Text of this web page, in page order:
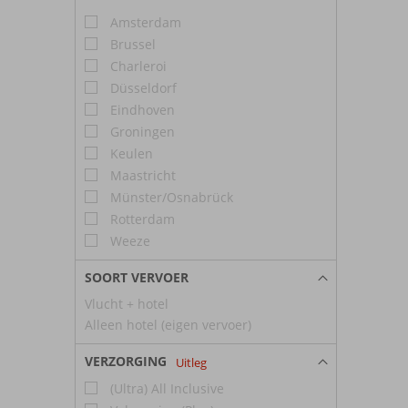
Amsterdam
Brussel
Charleroi
Düsseldorf
Eindhoven
Groningen
Keulen
Maastricht
Münster/Osnabrück
Rotterdam
Weeze
SOORT VERVOER
Vlucht + hotel
Alleen hotel (eigen vervoer)
VERZORGING Uitleg
(Ultra) All Inclusive